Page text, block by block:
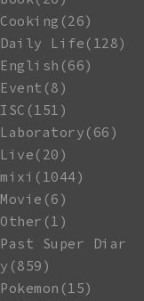
Cooking(26)
Daily Life(128)
English(66)
Event(8)
ISC(151)
Laboratory(66)
Live(20)
mixi(1044)
Movie(6)
Other(1)
Past Super Diar
y(859)
Pokemon(15)